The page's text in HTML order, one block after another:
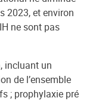
2023, et environ
ne sont pas
incluant un
de l’ensemble
; prophylaxie pré